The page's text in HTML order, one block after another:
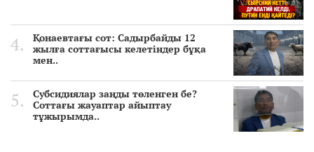
Қонаевтағы сот: Садырбайды 12
жылға соттағысы келетіндер бұқа
мен..
Субсидиялар заңды төленген бе?
Соттағы жауаптар айыптау
тұжырымда..